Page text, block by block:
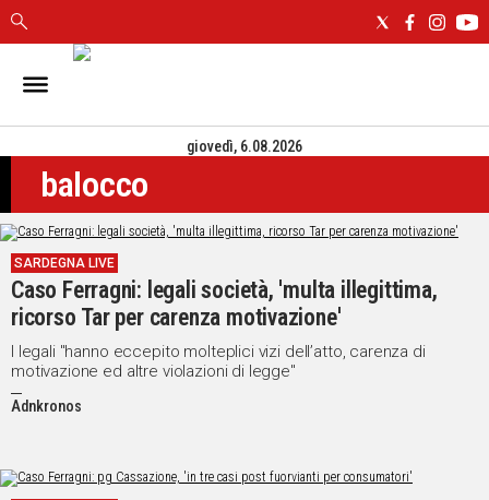
IN
CAGLIARI
SASSARI
NUORO
ORISTANO
SULCIS
GALLURA
OGLIASTRA
MEDIO
CAMPIDANO
POLITICA
giovedì, 6.08.2026
balocco
SARDEGNA LIVE
Caso Ferragni: legali società, 'multa illegittima,
ricorso Tar per carenza motivazione'
I legali "hanno eccepito molteplici vizi dell’atto, carenza di
motivazione ed altre violazioni di legge"
Adnkronos